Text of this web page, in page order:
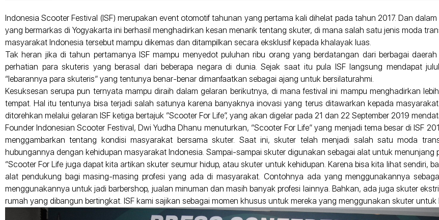
Indonesia Scooter Festival (ISF) merupakan event otomotif tahunan yang pertama kali dihelat pada tahun 2017. Dan
yang bermarkas di Yogyakarta ini berhasil menghadirkan kesan menarik tentang skuter, di mana salah satu jenis moda
masyarakat Indonesia tersebut mampu dikemas dan ditampilkan secara eksklusif kepada khalayak luas.
Tak heran jika di tahun pertamanya ISF mampu menyedot puluhan ribu orang yang berdatangan dari berbagai
perhatian para skuteris yang berasal dari beberapa negara di dunia. Sejak saat itu pula ISF langsung mendapat
“lebarannya para skuteris” yang tentunya benar-benar dimanfaatkan sebagai ajang untuk bersilaturahmi.
Kesuksesan serupa pun ternyata mampu diraih dalam gelaran berikutnya, di mana festival ini mampu menghadirkan
tempat. Hal itu tentunya bisa terjadi salah satunya karena banyaknya inovasi yang terus ditawarkan kepada
ditorehkan melalui gelaran ISF ketiga bertajuk “Scooter For Life”, yang akan digelar pada 21 dan 22 September 2019
Founder Indonesian Scooter Festival, Dwi Yudha Dhanu menuturkan, “Scooter For Life” yang menjadi tema besar di ISF
menggambarkan tentang kondisi masyarakat bersama skuter. Saat ini, skuter telah menjadi salah satu moda
hubungannya dengan kehidupan masyarakat Indonesia. Sampai-sampai skuter digunakan sebagai alat untuk menunjang
“Scooter For Life juga dapat kita artikan skuter seumur hidup, atau skuter untuk kehidupan. Karena bisa kita lihat sendiri,
alat pendukung bagi masing-masing profesi yang ada di masyarakat. Contohnya ada yang menggunakannya
menggunakannya untuk jadi barbershop, jualan minuman dan masih banyak profesi lainnya. Bahkan, ada juga skuter
rumah yang dibangun bertingkat. ISF kami sajikan sebagai momen khusus untuk mereka yang menggunakan skuter untuk